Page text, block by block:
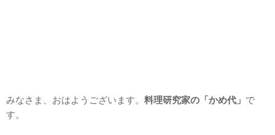
みなさま、おはようございます。 料理研究家の「かめ代」 で
す。